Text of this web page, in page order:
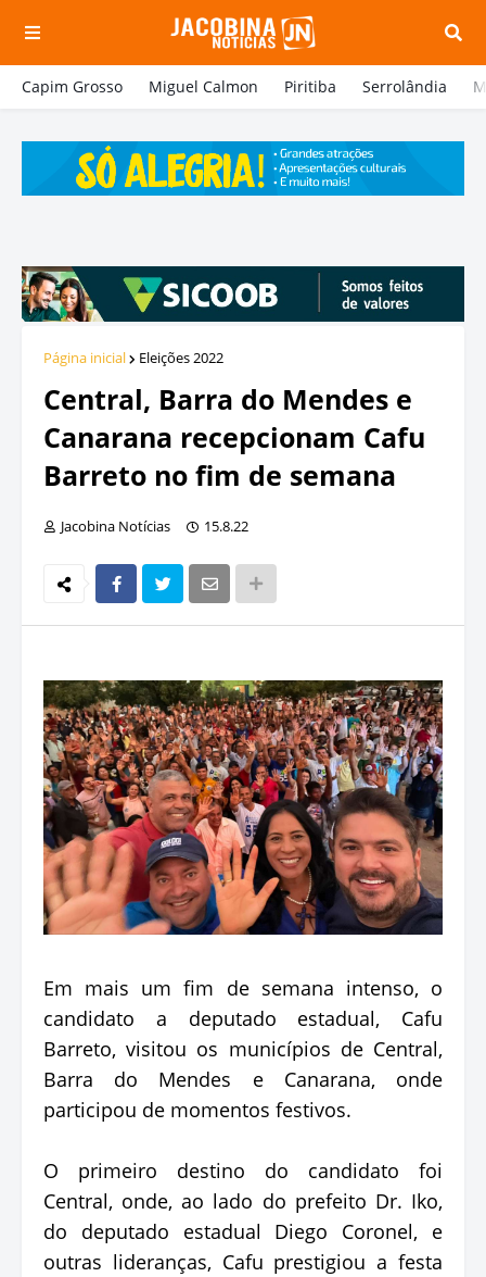
Capim Grosso Miguel Calmon Piritiba Serrolândia
Página inicial Eleições 2022
Central, Barra do Mendes e
Canarana recepcionam Cafu
Barreto no fim de semana
Jacobina Notícias 15.8.22
Em mais um fim de semana intenso, o
candidato a deputado estadual, Cafu
Barreto, visitou os municípios de Central,
Barra do Mendes e Canarana, onde
participou de momentos festivos.
O primeiro destino do candidato foi
Central, onde, ao lado do prefeito Dr. Iko,
do deputado estadual Diego Coronel, e
outras lideranças, Cafu prestigiou a festa